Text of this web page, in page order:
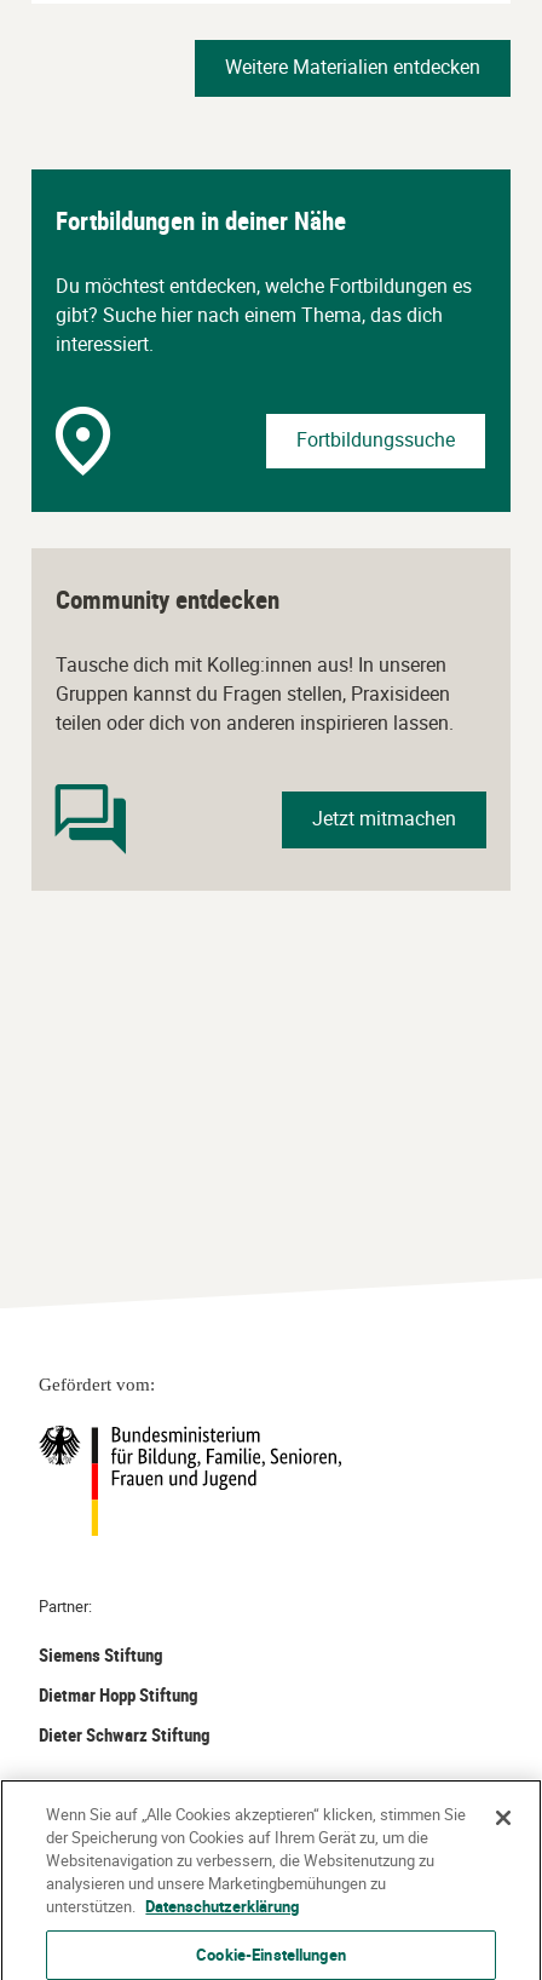
Weitere Materialien entdecken
Fortbildungen in deiner Nähe
Du möchtest entdecken, welche Fortbildungen es
gibt? Suche hier nach einem Thema, das dich
interessiert.
Fortbildungssuche
Community entdecken
Tausche dich mit Kolleg:innen aus! In unseren
Gruppen kannst du Fragen stellen, Praxisideen
teilen oder dich von anderen inspirieren lassen.
Jetzt mitmachen
Gefördert vom:
Partner:
Siemens Stiftung
Dietmar Hopp Stiftung
Dieter Schwarz Stiftung
Kontakt Häufige Fragen
Impressum
Datenschutzerklärung
Nutzungsbedingungen
Wenn Sie auf „Alle Cookies akzeptieren“ klicken, stimmen Sie
der Speicherung von Cookies auf Ihrem Gerät zu, um die
Websitenavigation zu verbessern, die Websitenutzung zu
analysieren und unsere Marketingbemühungen zu
unterstützen. Datenschutzerklärung
Cookie-Einstellungen